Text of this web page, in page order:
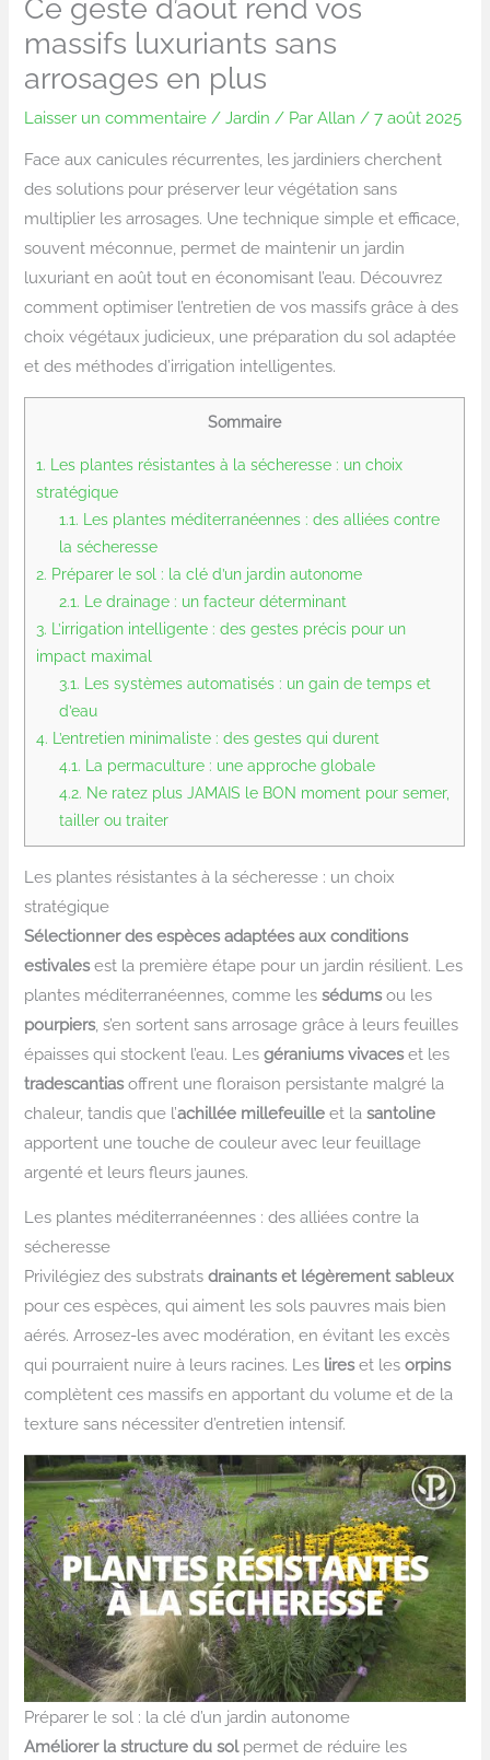
Ce geste d’août rend vos
massifs luxuriants sans
arrosages en plus
Laisser un commentaire /Jardin / ParAllan /7 août 2025
Face aux canicules récurrentes, les jardiniers cherchent
des solutions pour préserver leur végétation sans
multiplier les arrosages. Une technique simple et efficace,
souvent méconnue, permet de maintenir un jardin
luxuriant en août tout en économisant l’eau. Découvrez
comment optimiser l’entretien de vos massifs grâce à des
choix végétaux judicieux, une préparation du sol adaptée
et des méthodes d’irrigation intelligentes.
Sommaire
1. Les plantes résistantes à la sécheresse : un choix
stratégique
1.1. Les plantes méditerranéennes : des alliées contre
la sécheresse
2. Préparer le sol : la clé d’un jardin autonome
2.1. Le drainage : un facteur déterminant
3. L’irrigation intelligente : des gestes précis pour un
impact maximal
3.1. Les systèmes automatisés : un gain de temps et
d’eau
4. L’entretien minimaliste : des gestes qui durent
4.1. La permaculture : une approche globale
4.2. Ne ratez plus JAMAIS le BON moment pour semer,
tailler ou traiter
Les plantes résistantes à la sécheresse : un choix
stratégique
Sélectionner des espèces adaptées aux conditions
estivalesest la première étape pour un jardin résilient. Les
plantes méditerranéennes, comme lessédumsou les
pourpiers, s’en sortent sans arrosage grâce à leurs feuilles
épaisses qui stockent l’eau. Lesgéraniums vivaceset les
tradescantiasoffrent une floraison persistante malgré la
chaleur, tandis que l’achillée millefeuille et lasantoline
apportent une touche de couleur avec leur feuillage
argenté et leurs fleurs jaunes.
Les plantes méditerranéennes : des alliées contre la
sécheresse
Privilégiez des substratsdrainants et légèrement sableux
pour ces espèces, qui aiment les sols pauvres mais bien
aérés. Arrosez-les avec modération, en évitant les excès
qui pourraient nuire à leurs racines. Les lireset lesorpins
complètent ces massifs en apportant du volume et de la
texture sans nécessiter d’entretien intensif.
Préparer le sol : la clé d’un jardin autonome
Améliorer la structure du solpermet de réduire les